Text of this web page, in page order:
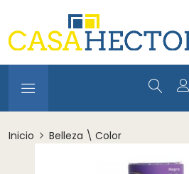
Inicio Belleza \ Color